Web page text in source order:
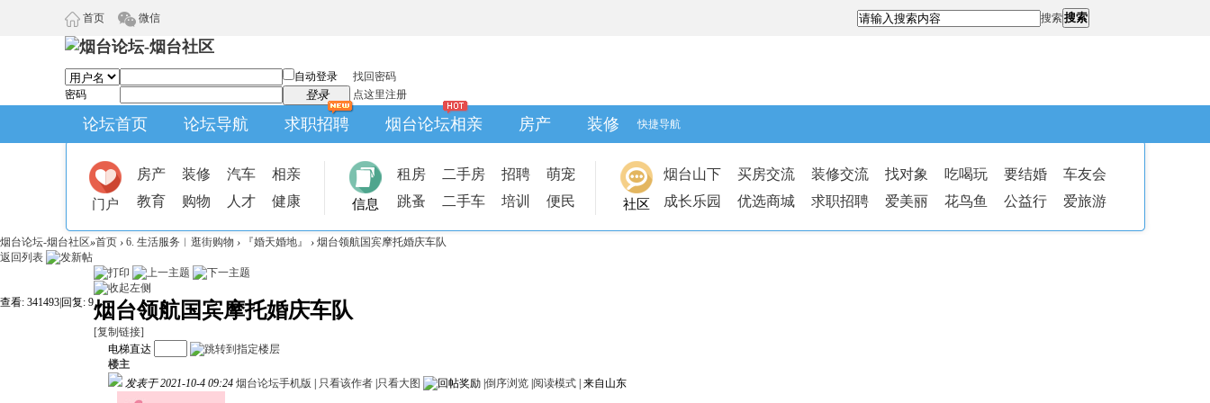
首页 微信 搜索搜索
自动登录
找回密码
密码
登录 点这里注册
论坛首页 论坛导航 求职招聘 烟台论坛相亲 房产 装修 快捷导航
门户
房产 装修 汽车
相亲
教育
购物 人才 健康 信息
租房 二手房 招聘
萌宠
跳蚤
二手车 培训 便民 社区
烟台山下 买房交流 装修交流 找对象 吃喝玩 要结婚
车友会
成长乐园
优选商城 求职招聘 爱美丽 花鸟鱼 公益行 爱旅游
烟台论坛-烟台社区»首页 › 6. 生活服务︱逛街购物 › 『婚天婚地』 › 烟台领航国宾摩托婚庆车队
返回列表
查看: 341493 回复: 9烟台领航国宾摩托婚庆车队
[复制链接]
电梯直达
楼主
发表于 2021-10-4 09:24 烟台论坛手机版 只看该作者 只看大图 倒序浏览 阅读模式 来自山东